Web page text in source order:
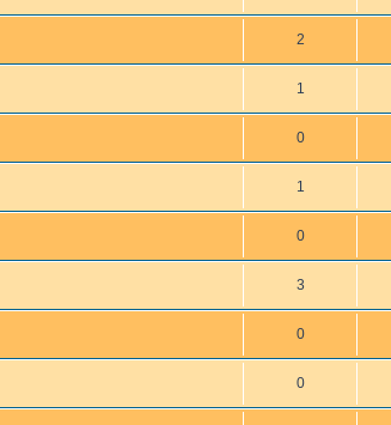
2
1
0
1
0
3
0
0